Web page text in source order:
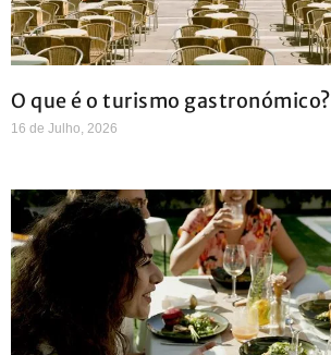
O que é o turismo gastronómico?
16 de Julho, 2026